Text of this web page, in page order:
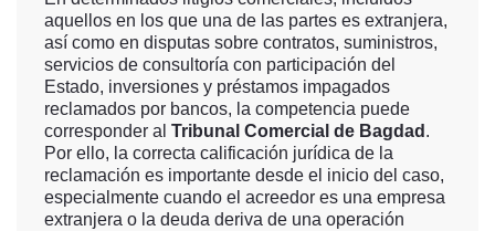
aquellos en los que una de las partes es extranjera,
así como en disputas sobre contratos, suministros,
servicios de consultoría con participación del
Estado, inversiones y préstamos impagados
reclamados por bancos, la competencia puede
corresponder al Tribunal Comercial de Bagdad .
Por ello, la correcta calificación jurídica de la
reclamación es importante desde el inicio del caso,
especialmente cuando el acreedor es una empresa
extranjera o la deuda deriva de una operación